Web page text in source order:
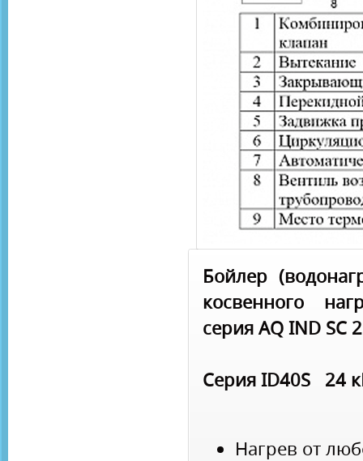
Бойлер
косвенного
серия AQ IND SC
Серия ID40S 24
Нагрев от